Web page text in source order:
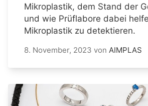
Mikroplastik, dem Stand der
und wie Prüflabore dabei
Mikroplastik zu detektieren.
8. November, 2023 von AIMPLAS